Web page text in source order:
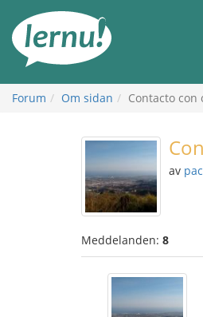
sidans
innehåll
Forum Om sidan Contacto con
av
Meddelanden: 8